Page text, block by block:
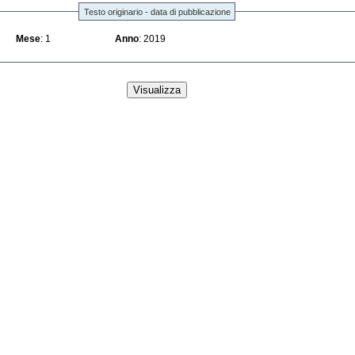
Testo originario - data di pubblicazione
Mese : 1 Anno : 2019